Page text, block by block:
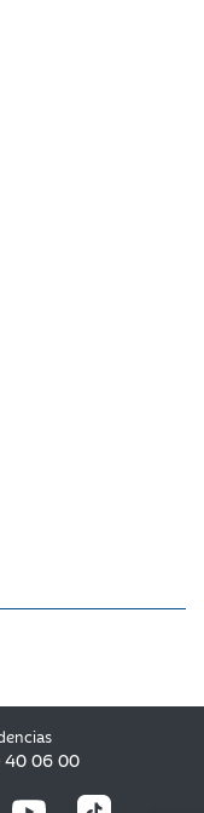
06 00